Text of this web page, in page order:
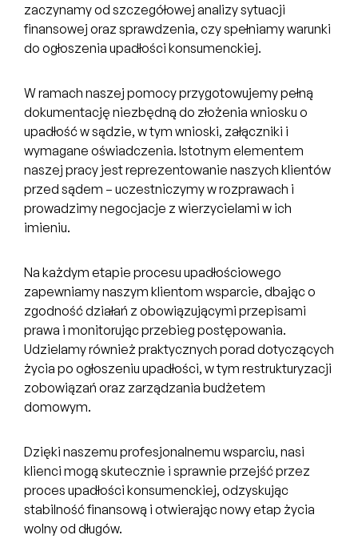
zaczynamy od szczegółowej analizy sytuacji
finansowej oraz sprawdzenia, czy spełniamy warunki
do ogłoszenia upadłości konsumenckiej.
W ramach naszej pomocy przygotowujemy pełną
dokumentację niezbędną do złożenia wniosku o
upadłość w sądzie, w tym wnioski, załączniki i
wymagane oświadczenia. Istotnym elementem
naszej pracy jest reprezentowanie naszych klientów
przed sądem – uczestniczymy w rozprawach i
prowadzimy negocjacje z wierzycielami w ich
imieniu.
Na każdym etapie procesu upadłościowego
zapewniamy naszym klientom wsparcie, dbając o
zgodność działań z obowiązującymi przepisami
prawa i monitorując przebieg postępowania.
Udzielamy również praktycznych porad dotyczących
życia po ogłoszeniu upadłości, w tym restrukturyzacji
zobowiązań oraz zarządzania budżetem
domowym.
Dzięki naszemu profesjonalnemu wsparciu, nasi
klienci mogą skutecznie i sprawnie przejść przez
proces upadłości konsumenckiej, odzyskując
stabilność finansową i otwierając nowy etap życia
wolny od długów.